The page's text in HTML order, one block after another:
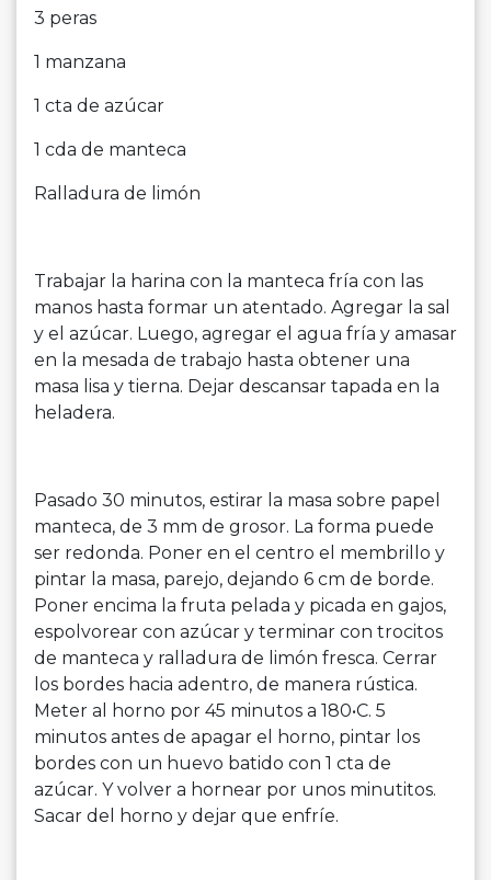
3 peras
1 manzana
1 cta de azúcar
1 cda de manteca
Ralladura de limón
Trabajar la harina con la manteca fría con las
manos hasta formar un atentado. Agregar la sal
y el azúcar. Luego, agregar el agua fría y amasar
en la mesada de trabajo hasta obtener una
masa lisa y tierna. Dejar descansar tapada en la
heladera.
Pasado 30 minutos, estirar la masa sobre papel
manteca, de 3 mm de grosor. La forma puede
ser redonda. Poner en el centro el membrillo y
pintar la masa, parejo, dejando 6 cm de borde.
Poner encima la fruta pelada y picada en gajos,
espolvorear con azúcar y terminar con trocitos
de manteca y ralladura de limón fresca. Cerrar
los bordes hacia adentro, de manera rústica.
Meter al horno por 45 minutos a 180•C. 5
minutos antes de apagar el horno, pintar los
bordes con un huevo batido con 1 cta de
azúcar. Y volver a hornear por unos minutitos.
Sacar del horno y dejar que enfríe.